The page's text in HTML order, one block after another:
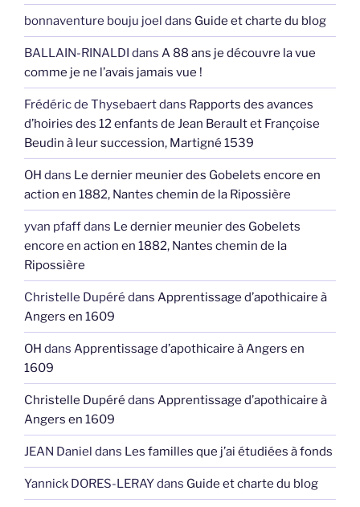
bonnaventure bouju joel dans Guide et charte du blog
BALLAIN-RINALDI dans A 88 ans je découvre la vue
comme je ne l’avais jamais vue !
Frédéric de Thysebaertdans Rapports des avances
d’hoiries des 12 enfants de Jean Berault et Françoise
Beudin à leur succession, Martigné 1539
OH dans Le dernier meunier des Gobelets encore en
action en 1882, Nantes chemin de la Ripossière
yvan pfaffdans Le dernier meunier des Gobelets
encore en action en 1882, Nantes chemin de la
Ripossière
Christelle Dupéré dans Apprentissage d’apothicaire à
Angers en 1609
OH dans Apprentissage d’apothicaire à Angers en
1609
Christelle Dupéré dans Apprentissage d’apothicaire à
Angers en 1609
JEAN Daniel dans Les familles que j’ai étudiées à fonds
Yannick DORES-LERAYdans Guide et charte du blog